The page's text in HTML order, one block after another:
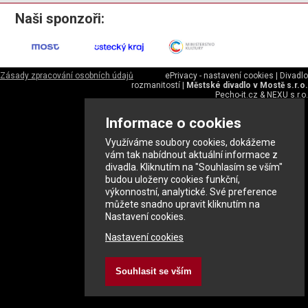
Informace o cookies
Využíváme soubory cookies, dokážeme
vám tak nabídnout aktuální informace z
divadla. Kliknutím na "Souhlasím se vším"
budou uloženy cookies funkční,
výkonnostní, analytické. Své preference
můžete snadno upravit kliknutím na
Nastavení cookies.
Nastavení cookies
Souhlasit se vším
Naši sponzoři:
Zásady zpracování osobních údajů ePrivacy - nastavení cookies
Divadlo
rozmanitostí
Městské divadlo v Mostě s.r.o.
Pecho-it.cz & NEXU s.r.o.